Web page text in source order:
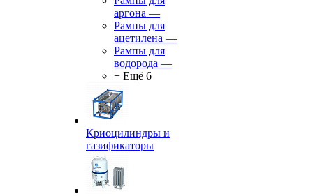
аргона —
Рампы для
ацетилена —
Рампы для
водорода —
+ Ещё 6
Криоцилиндры и
газификаторы